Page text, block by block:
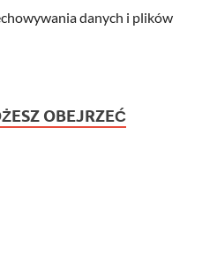
danych i plików
OBEJRZEĆ